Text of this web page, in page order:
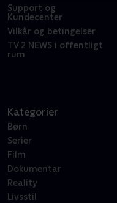
Support og
Kundecenter
Vilkår og betingelser
TV 2 NEWS i offentligt
rum
Kategorier
Børn
Serier
Film
Dokumentar
Reality
Livsstil